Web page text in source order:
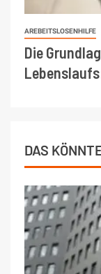
AREBEITSLOSENHILFE
Die
DAS